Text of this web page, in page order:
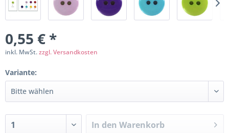
0,55 € *
inkl. MwSt.zzgl. Versandkosten
Variante:
In den Warenkorb